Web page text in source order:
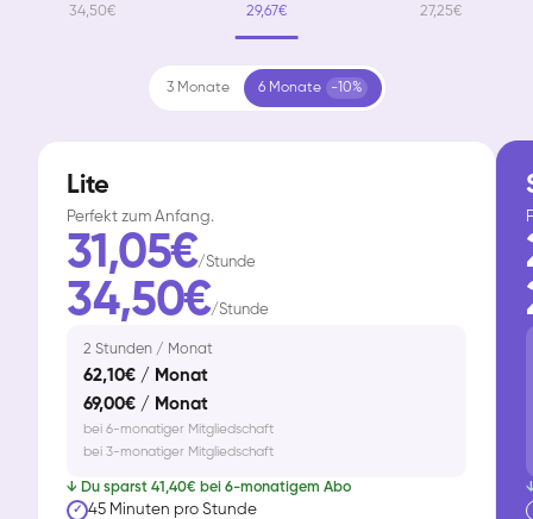
34,50€
29,67€
27,25€
3 Monate 6 Monate -10%
Lite
Perfekt zum Anfang.
31,05€/Stunde
34,50€/Stunde
2 Stunden / Monat
62,10€ / Monat
69,00€ / Monat
bei 6-monatiger Mitgliedschaft
bei 3-monatiger Mitgliedschaft
↓ Du sparst 41,40€ bei 6-monatigem Abo
✓ 45 Minuten pro Stunde